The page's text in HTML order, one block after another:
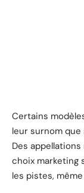
Certains
leur surnom
Des
choix marketing
les pistes,